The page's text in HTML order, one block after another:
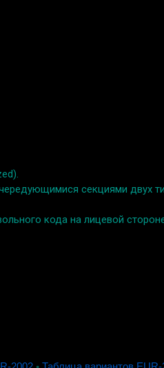
секциями двух
кода на лицевой